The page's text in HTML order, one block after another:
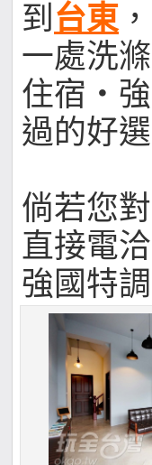
到 台東
一處洗
住宿‧強
過的好
倘若您
直接電
強國特